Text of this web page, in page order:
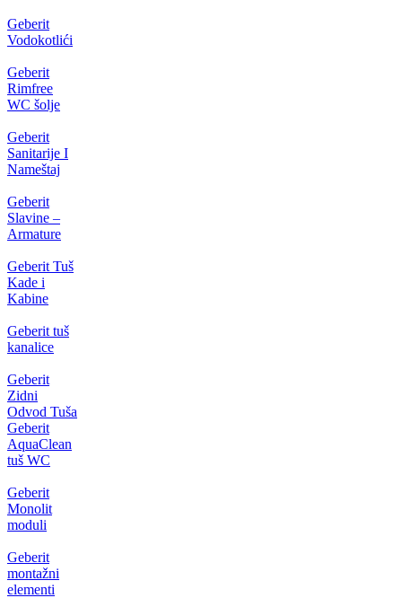
Geberit
Vodokotlići
Geberit
Rimfree
WC šolje
Geberit
Sanitarije I
Nameštaj
Geberit
Slavine –
Armature
Geberit Tuš
Kade i
Kabine
Geberit tuš
kanalice
Geberit
Zidni
Odvod Tuša
Geberit
AquaClean
tuš WC
Geberit
Monolit
moduli
Geberit
montažni
elementi